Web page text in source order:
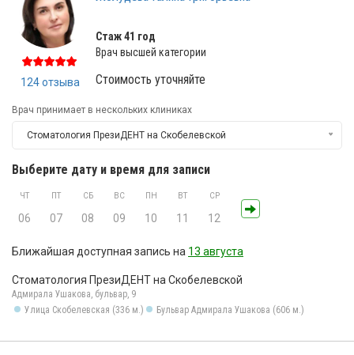
124 отзыва
Стаж 41 год
Врач высшей категории
Стоимость уточняйте
Врач принимает в нескольких клиниках
Стоматология ПрезиДЕНТ на Скобелевской
Выберите дату и время для записи
ЧТ
06
ПТ
07
СБ
08
ВС
09
ПН
10
ВТ
11
СР
12
Ближайшая доступная запись на 13 августа
Стоматология ПрезиДЕНТ на Скобелевской
Адмирала Ушакова, бульвар, 9
Улица Скобелевская (336 м.)
Бульвар Адмирала Ушакова (606 м.)